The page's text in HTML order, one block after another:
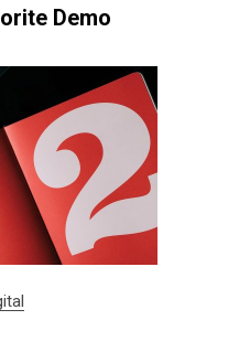
Demo